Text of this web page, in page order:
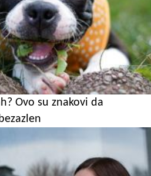
Ovo su znakovi da